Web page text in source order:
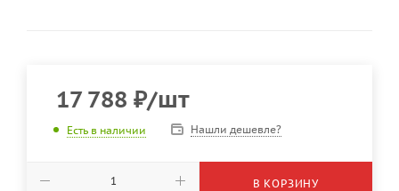
17 788 ₽/шт
Есть в наличии Нашли дешевле?
В КОРЗИНУ